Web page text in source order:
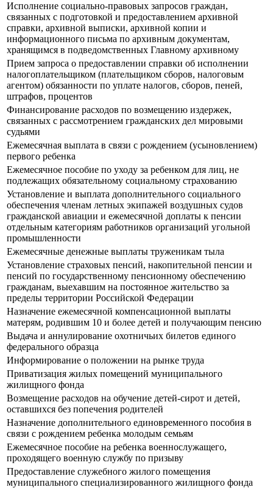
Исполнение социально-правовых запросов граждан,
связанных с подготовкой и предоставлением архивной
справки, архивной выписки, архивной копии и
информационного письма по архивным документам,
хранящимся в подведомственных Главному архивному
Прием запроса о предоставлении справки об исполнении
налогоплательщиком (плательщиком сборов, налоговым
агентом) обязанности по уплате налогов, сборов, пеней,
штрафов, процентов
Финансирование расходов по возмещению издержек,
связанных с рассмотрением гражданских дел мировыми
судьями
Ежемесячная выплата в связи с рождением (усыновлением)
первого ребенка
Ежемесячное пособие по уходу за ребенком для лиц, не
подлежащих обязательному социальному страхованию
Установление и выплата дополнительного социального
обеспечения членам летных экипажей воздушных судов
гражданской авиации и ежемесячной доплаты к пенсии
отдельным категориям работников организаций угольной
промышленности
Ежемесячные денежные выплаты труженикам тыла
Установление страховых пенсий, накопительной пенсии и
пенсий по государственному пенсионному обеспечению
гражданам, выехавшим на постоянное жительство за
пределы территории Российской Федерации
Назначение ежемесячной компенсационной выплаты
матерям, родившим 10 и более детей и получающим пенсию
Выдача и аннулирование охотничьих билетов единого
федерального образца
Информирование о положении на рынке труда
Приватизация жилых помещений муниципального
жилищного фонда
Возмещение расходов на обучение детей-сирот и детей,
оставшихся без попечения родителей
Назначение дополнительного единовременного пособия в
связи с рождением ребенка молодым семьям
Ежемесячное пособие на ребенка военнослужащего,
проходящего военную службу по призыву
Предоставление служебного жилого помещения
муниципального специализированного жилищного фонда